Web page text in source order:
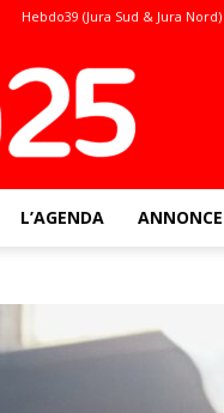
Hebdo39 (Jura Sud & Jura Nord)
L’AGENDA